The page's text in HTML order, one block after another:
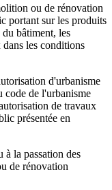
ou de rénovation
portant sur les produits
bâtiment, les
dans les conditions
d'urbanisme
code de l'urbanisme
de travaux
présentée en
à la passation des
de rénovation